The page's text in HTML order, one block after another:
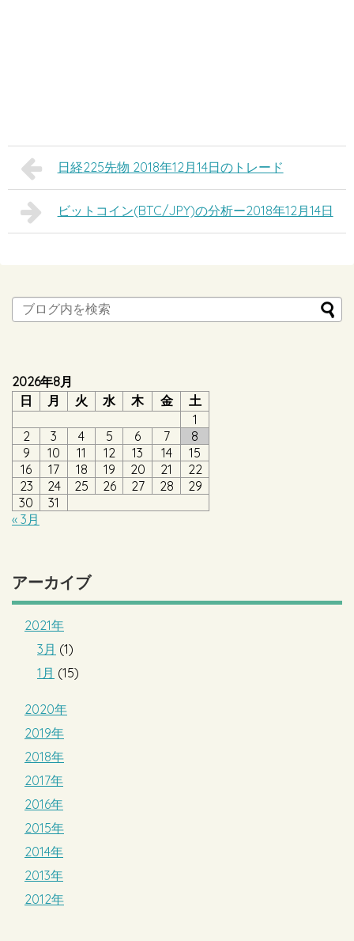
日経225先物 2018年12月14日のトレード
ビットコイン(BTC/JPY)の分析ー2018年12月14日
2026年8月
日
月 火 水 木 金
土
1
2
3 4 5 6 7
8
9
10 11 12 13 14
15
16
17 18 19 20 21
22
23
24 25 26 27 28
29
30
31
« 3月
アーカイブ
2021年
3月 (1)
1月 (15)
2020年
2019年
2018年
2017年
2016年
2015年
2014年
2013年
2012年